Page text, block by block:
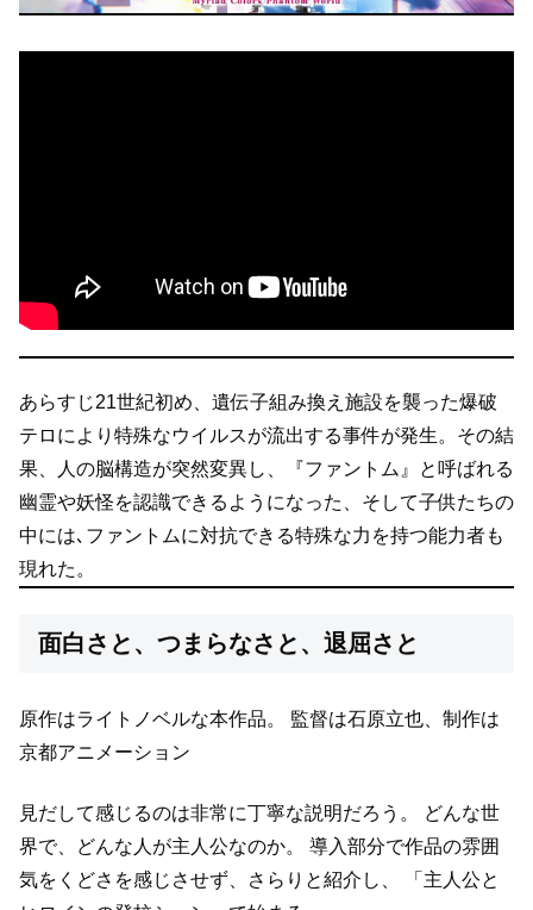
あらすじ21世紀初め、遺伝子組み換え施設を襲った爆破
テロにより特殊なウイルスが流出する事件が発生。その結
果、人の脳構造が突然変異し、『ファントム』と呼ばれる
幽霊や妖怪を認識できるようになった、そして子供たちの
中には､ファントムに対抗できる特殊な力を持つ能力者も
現れた。
面白さと、つまらなさと、退屈さと
原作はライトノベルな本作品。
監督は石原立也、制作は
京都アニメーション
見だして感じるのは非常に丁寧な説明だろう。
どんな世
界で、どんな人が主人公なのか。
導入部分で作品の雰囲
気をくどさを感じさせず、さらりと紹介し、
「主人公と